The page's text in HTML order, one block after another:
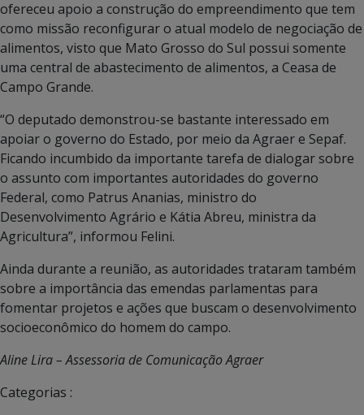
ofereceu apoio a construção do empreendimento que tem
como missão reconfigurar o atual modelo de negociação de
alimentos, visto que Mato Grosso do Sul possui somente
uma central de abastecimento de alimentos, a Ceasa de
Campo Grande.
“O deputado demonstrou-se bastante interessado em
apoiar o governo do Estado, por meio da Agraer e Sepaf.
Ficando incumbido da importante tarefa de dialogar sobre
o assunto com importantes autoridades do governo
Federal, como Patrus Ananias, ministro do
Desenvolvimento Agrário e Kátia Abreu, ministra da
Agricultura”, informou Felini.
Ainda durante a reunião, as autoridades trataram também
sobre a importância das emendas parlamentas para
fomentar projetos e ações que buscam o desenvolvimento
socioeconômico do homem do campo.
Aline Lira – Assessoria de Comunicação Agraer
Categorias :